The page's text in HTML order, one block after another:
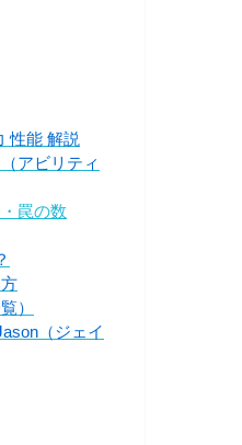
性能 解説
アビリティ
罠の数
）
（ジェイ